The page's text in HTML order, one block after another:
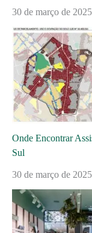
30 de março de 2025
Onde Encontrar
Sul
30 de março de 2025